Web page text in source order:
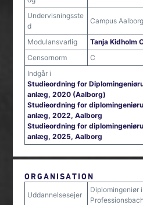
Undervisningsste
d
Campus Aalborg
Modulansvarlig
Tanja Kidholm
Censornorm
C
Indgår i
Studieordning for
anlæg, 2020 (Aalborg)
Studieordning for
anlæg, 2022, Aalborg
Studieordning for
anlæg, 2025, Aalborg
ORGANISATION
Uddannelsesejer
Diplomingeniør